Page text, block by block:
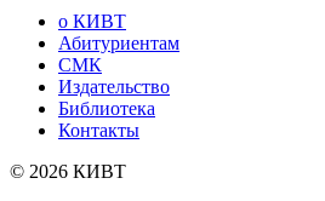
о КИВТ
Абитуриентам
СМК
Издательство
Библиотека
Контакты
© 2026 КИВТ